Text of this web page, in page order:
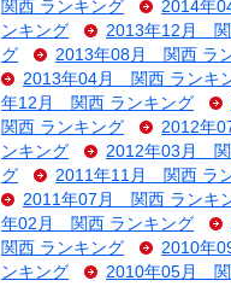
関西 ランキング
2014年
ンキング
2013年12月 関
グ
2013年08月 関西 ラ
2013年04月 関西 ランキ
年12月 関西 ランキング
関西 ランキング
2012年
ンキング
2012年03月 関
グ
2011年11月 関西 ラ
2011年07月 関西 ランキ
年02月 関西 ランキング
関西 ランキング
2010年
ンキング
2010年05月 関